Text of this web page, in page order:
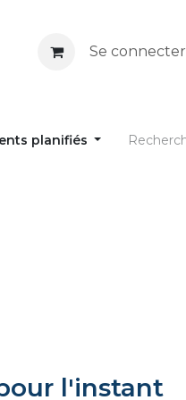
Se connecter
planifiés
l'instant